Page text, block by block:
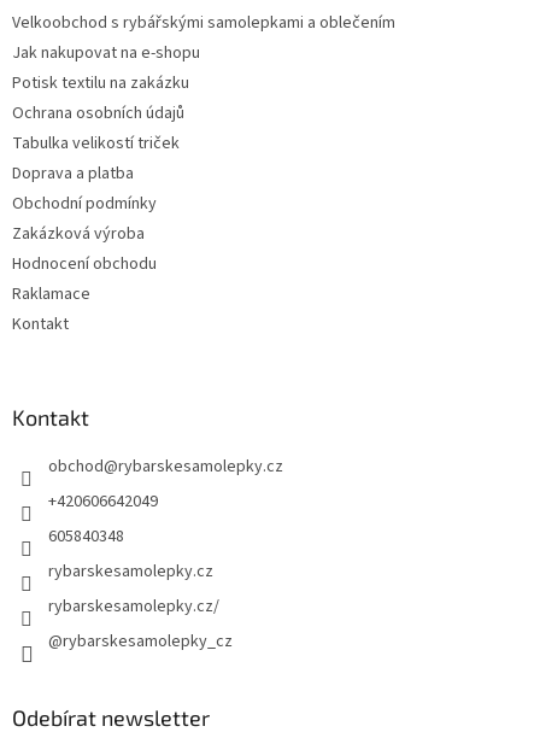
y
Velkoobchod s rybářskými samolepkami a oblečením
Jak nakupovat na e-shopu
Potisk textilu na zakázku
Ochrana osobních údajů
Tabulka velikostí triček
Doprava a platba
Obchodní podmínky
Zakázková výroba
Hodnocení obchodu
Raklamace
Kontakt
Kontakt
obchod@rybarskesamolepky.cz
+420606642049
605840348
rybarskesamolepky.cz
rybarskesamolepky.cz/
@rybarskesamolepky_cz
Odebírat newsletter